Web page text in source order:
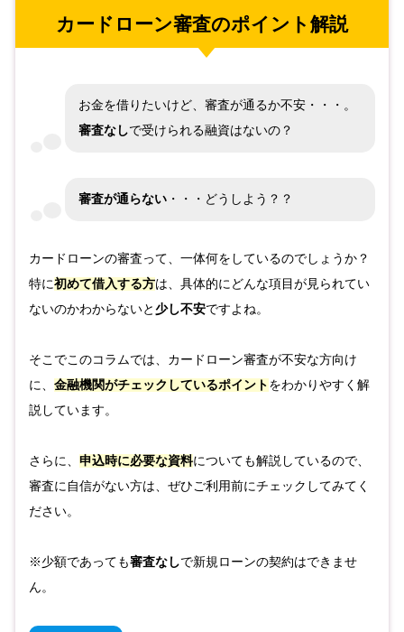
カードローン審査のポイント解説
お金を借りたいけど、審査が通るか不安・・・。
審査なしで受けられる融資はないの？
審査が通らない ・・・どうしよう？？
カードローンの審査って、一体何をしているのでしょうか？
特に初めて借入する方は、具体的にどんな項目が見られてい
ないのかわからないと 少し不安ですよね。
そこでこのコラムでは、カードローン審査が不安な方向け
に、 金融機関がチェックしているポイント をわかりやすく解
説しています。
さらに、 申込時に必要な資料についても解説しているので、
審査に自信がない方は、ぜひご利用前にチェックしてみてく
ださい。
※少額であっても審査なしで新規ローンの契約はできませ
ん。